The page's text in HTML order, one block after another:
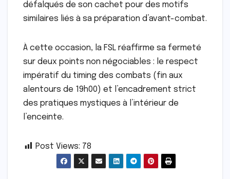
défalqués de son cachet pour des motifs
similaires liés à sa préparation d’avant-combat.
À cette occasion, la FSL réaffirme sa fermeté
sur deux points non négociables : le respect
impératif du timing des combats (fin aux
alentours de 19h00) et l’encadrement strict
des pratiques mystiques à l’intérieur de
l’enceinte.
Post Views: 78